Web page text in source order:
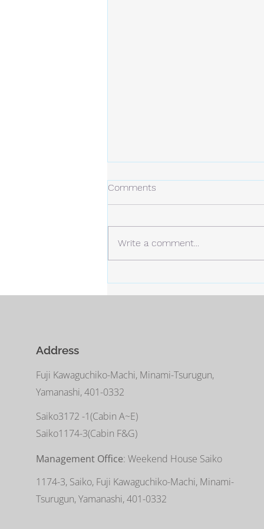
冬の日
今年の冬は、今のところ雪は少な
所。 白い雪と青い空。
Comments
Write a comment...
Address
Fuji Kawaguchiko-Machi, Minami-Tsurugun,
Yamanashi, 401-0332
Saiko3172 -1(Cabin A~E)
Saiko1174-3(​Cabin F&G)
Management Office: Weekend House Saiko
1174-3, Saiko, Fuji Kawaguchiko-Machi, Minami-
Tsurugun, Yamanashi, 401-0332